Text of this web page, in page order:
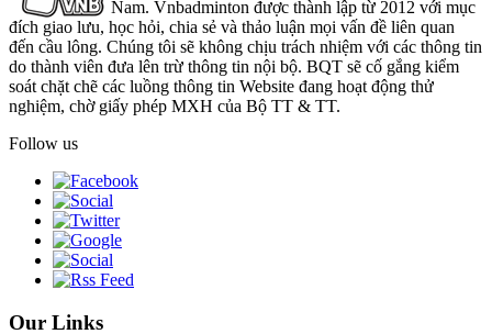
Nam. Vnbadminton được thành lập từ 2012 với mục
đích giao lưu, học hỏi, chia sẻ và thảo luận mọi vấn đề liên quan
đến cầu lông. Chúng tôi sẽ không chịu trách nhiệm với các thông tin
do thành viên đưa lên trừ thông tin nội bộ. BQT sẽ cố gắng kiểm
soát chặt chẽ các luồng thông tin Website đang hoạt động thử
nghiệm, chờ giấy phép MXH của Bộ TT & TT.
Follow us
Our Links